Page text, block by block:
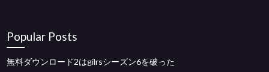
Popular Posts
無料ダウンロード2はgilrsシーズン6を破った